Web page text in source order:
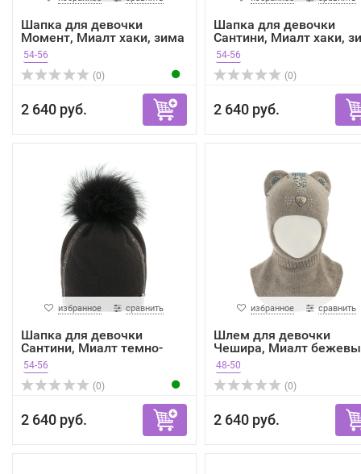
Шапка для девочки
Момент, Миалт хаки, зима
54-56
(0)
2 640 руб.
Шапка для девочки
Сантини, Миалт хаки,
54-56
(0)
2 640 руб.
избранное сравнить
Шапка для девочки
Сантини, Миалт темно-
кори...
54-56
(0)
2 640 руб.
избранное сравнить
Шлем для девочки
Чешира, Миалт
зима
48-50
(0)
2 640 руб.